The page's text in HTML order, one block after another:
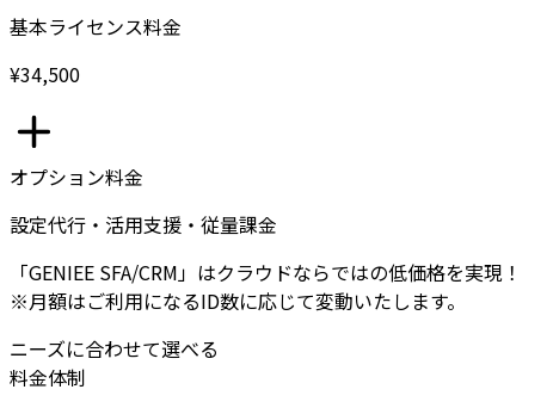
基本ライセンス料金
¥34,500
オプション料金
設定代行・活用支援・従量課金
「GENIEE SFA/CRM」はクラウドならではの低価格を実現！
※月額はご利用になるID数に応じて変動いたします。
ニーズに合わせて選べる
料金体制